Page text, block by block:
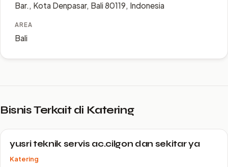
Bar., Kota Denpasar, Bali 80119, Indonesia
AREA
Bali
Bisnis Terkait di Katering
yusri teknik servis ac.cilgon dan sekitar ya
Katering